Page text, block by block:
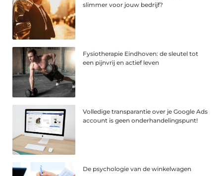
slimmer voor jouw bedrijf?
Fysiotherapie Eindhoven: de sleutel tot
een pijnvrij en actief leven
Volledige transparantie over je Google Ads
account is geen onderhandelingspunt!
De psychologie van de winkelwagen